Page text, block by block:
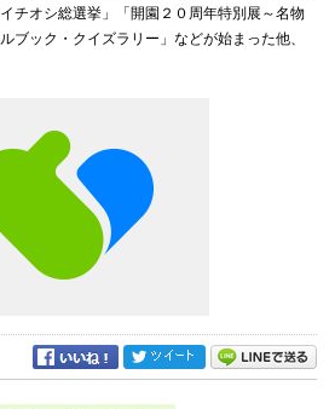
チオシ総選挙」「開園２０周年特別展～名物
ブック・クイズラリー」などが始まった他、